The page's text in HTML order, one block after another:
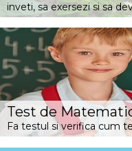
inveti, sa exersezi si sa
Test de
Fa testul si verifica cum